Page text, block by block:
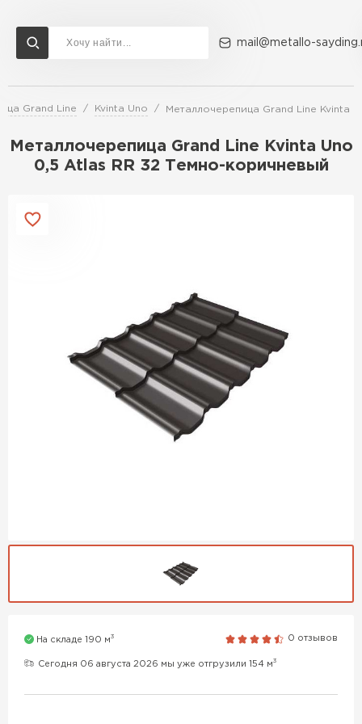
mail@metallo-
Grand Line Kvinta Uno Металлочерепица Grand Line Kvinta
Металлочерепица Grand Line Kvinta Uno
0,5 Atlas RR 32 Темно-коричневый
На складе 190 м3 0 отзывов
Сегодня 06 августа 2026 мы уже отгрузили 154 м3
Доставка и оплата Акции О компании Контакты
Перейти в каталог